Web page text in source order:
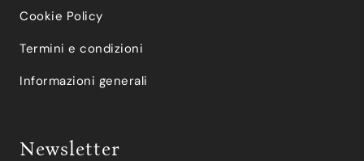
Cookie Policy
Termini e condizioni
Informazioni generali
Newsletter